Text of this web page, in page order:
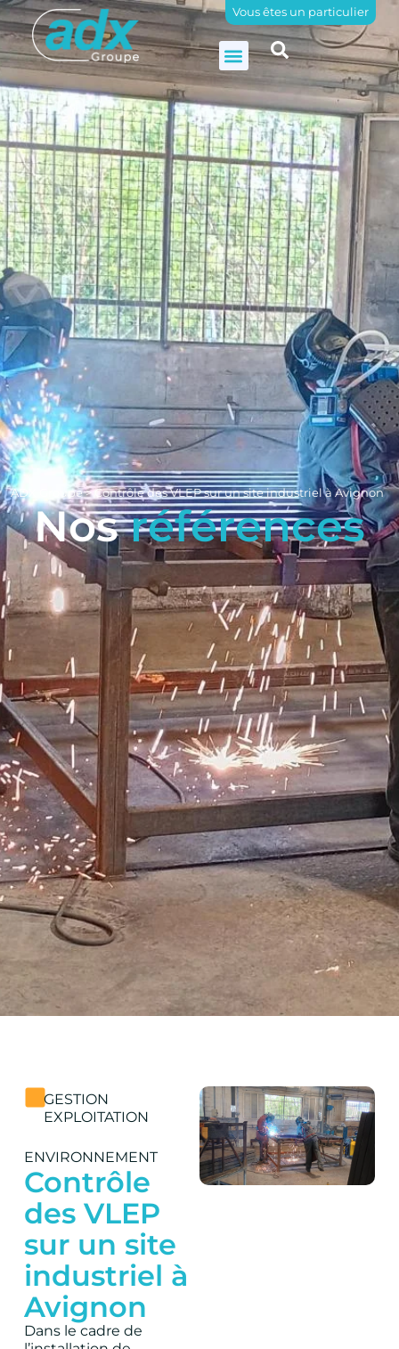
Vous êtes un particulier
ADX Groupe>Contrôle des VLEP sur un site industriel à Avignon
Nosréférences
GESTION
EXPLOITATION
ENVIRONNEMENT
Contrôle
des VLEP
sur un site
industriel à
Avignon
Dans le cadre de